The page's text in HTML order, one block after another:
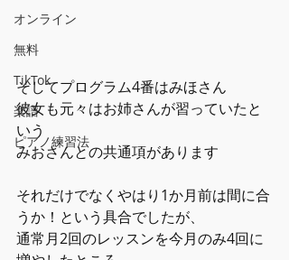
オンライン
無料
TikTok
楽譜
ピアノ練習法
そしてプログラム4番はみほさん
彼女も元々はお姉さんが習っていたと
いう
みおさんとの共通項があります
それだけでなくやはり1か月前は間に合
うか！という具合でしたが、
通常月2回のレッスンを今月のみ4回に